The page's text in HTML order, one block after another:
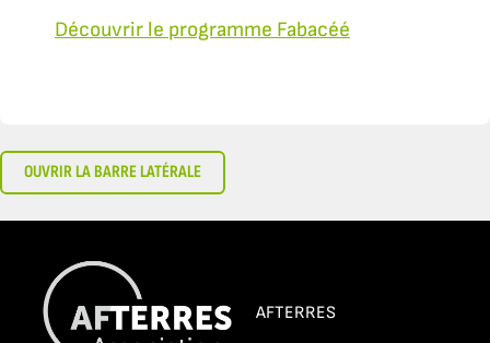
Découvrir le programme Fabacéé
OUVRIR LA BARRE LATÉRALE
AFTERRES